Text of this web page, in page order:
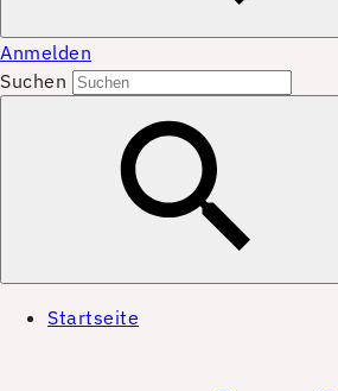
Anmelden
Suchen
Startseite